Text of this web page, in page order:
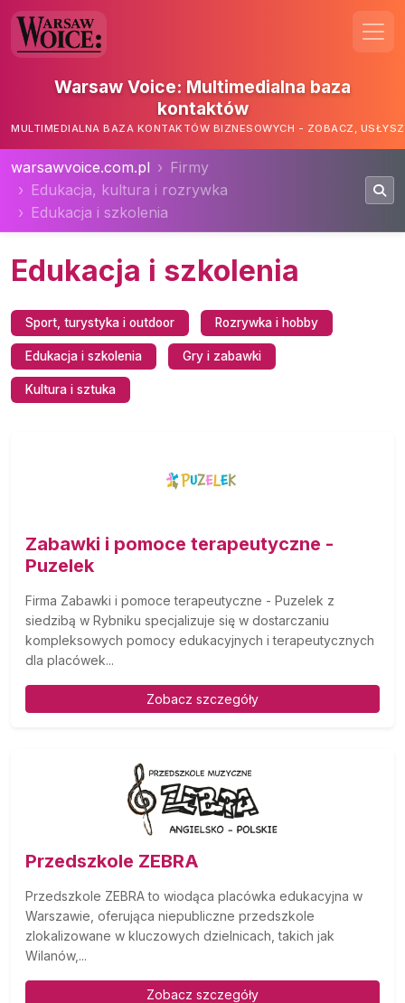
Warsaw Voice: Multimedialna baza
kontaktów
MULTIMEDIALNA BAZA KONTAKTÓW BIZNESOWYCH - ZOBACZ,
warsawvoice.com.pl
Firmy
Edukacja, kultura i rozrywka
Edukacja i szkolenia
Edukacja i szkolenia
Sport, turystyka i outdoor Rozrywka i hobby
Edukacja i szkolenia Gry i zabawki
Kultura i sztuka
Zabawki i pomoce terapeutyczne -
Puzelek
Firma Zabawki i pomoce terapeutyczne - Puzelek z
siedzibą w Rybniku specjalizuje się w dostarczaniu
kompleksowych pomocy edukacyjnych i terapeutycznych
dla placówek...
Zobacz szczegóły
Przedszkole ZEBRA
Przedszkole ZEBRA to wiodąca placówka edukacyjna w
Warszawie, oferująca niepubliczne przedszkole
zlokalizowane w kluczowych dzielnicach, takich jak
Wilanów,...
Zobacz szczegóły